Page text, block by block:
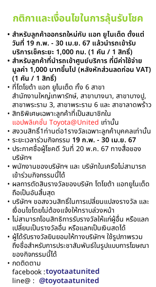
กติกาและเงื่อนไขในการลุ้นรับโชค
•
•
•
•
•
•
•
•
•
•
•
•
•
สำหรับลูกค้าออกรถใหม่กับ แอท ยูไนเต็ด ตั้งแต่
วันที่ 19 ก.พ. - 30 เม.ย. 67 แล้วนำรถเข้ารับ
บริการเช็คระยะ 1,000 กม. (1 คัน / 1 สิทธิ์)
สำหรับลูกค้าที่นำรถเข้าศูนย์บริการ ที่มีค่าใช้จ่าย
มูลค่า 1,000 บาทขึ้นไป (หลังหักส่วนลดก่อน VAT)
(1 คัน / 1 สิทธิ์)
ที่โตโยต้า แอท ยูไนเต็ด ทั้ง 6 สาขา
สำนักงานใหญ่เทพารักษ์, สาขาบางนา, สาขาบางปู,
สาขาพระราม 3, สาขาพระราม 6 และ สาขาลาดพร้าว
สิทธิพิเศษเฉพาะลูกค้าที่เป็นสมาชิกใน
แอปพลิเคชั่น Toyota@United เท่านั้น
สงวนสิทธิ์1ท่านต่อ1รางวัลเฉพาะลูกค้าบุคคลเท่านั้น
ระยะเวลาร่วมกิจกรรม 19 ก.พ. - 30 เม.ย. 67
ประกาศชื่อผู้โชคดี วันที่ 20 พ.ค. 67 ทางสื่อของ
บริษัทฯ
พนักงานของบริษัทฯ และ บริษัทในเครือไม่สามารถ
เข้าร่วมกิจกรรมนี้ได้
ผลการตัดสินรางวัลของบริษัท โตโยต้า แอทยูไนเต็ด
ถือเป็นอันสิ้นสุด
บริษัทฯ ขอสงวนสิทธิ์ในการเปลี่ยนแปลงรางวัล และ
เงื่อนไขโดยไม่ต้องแจ้งให้ทราบล่วงหน้า
ไม่สามารถโอนสิทธิการรับรางวัลให้แก่ผู้อื่น หรือแลก
เปลี่ยนเป็นรางวัลอื่น หรือแลกเป็นเงินสดได้
ผู้ได้รับรางวัลยินยอมให้ทางบริษัทฯ ใช้รูปภาพรวม
ถึงชื่อสำหรับการประชาสัมพันธ์ในรูปแบบการโฆษณา
ของกิจกรรมนี้ได้
กดติดตาม
facebook :
line@ : @toyotaatunited
toyotaatunited